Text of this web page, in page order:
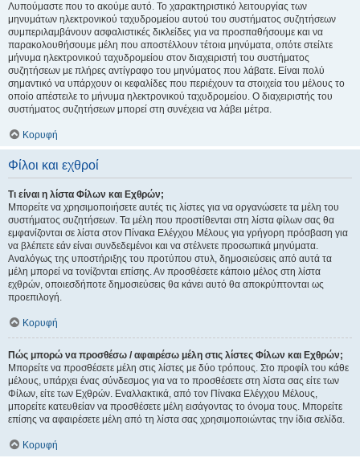
Λυπούμαστε που το ακούμε αυτό. Το χαρακτηριστικό λειτουργίας των
μηνυμάτων ηλεκτρονικού ταχυδρομείου αυτού του συστήματος συζητήσεων
συμπεριλαμβάνουν ασφαλιστικές δικλείδες για να προσπαθήσουμε και να
παρακολουθήσουμε μέλη που αποστέλλουν τέτοια μηνύματα, οπότε στείλτε
μήνυμα ηλεκτρονικού ταχυδρομείου στον διαχειριστή του συστήματος
συζητήσεων με πλήρες αντίγραφο του μηνύματος που λάβατε. Είναι πολύ
σημαντικό να υπάρχουν οι κεφαλίδες που περιέχουν τα στοιχεία του μέλους το
οποίο απέστειλε το μήνυμα ηλεκτρονικού ταχυδρομείου. Ο διαχειριστής του
συστήματος συζητήσεων μπορεί στη συνέχεια να λάβει μέτρα.
Κορυφή
Φίλοι και εχθροί
Τι είναι η λίστα Φίλων και Εχθρών;
Μπορείτε να χρησιμοποιήσετε αυτές τις λίστες για να οργανώσετε τα μέλη του
συστήματος συζητήσεων. Τα μέλη που προστίθενται στη λίστα φίλων σας θα
εμφανίζονται σε λίστα στον Πίνακα Ελέγχου Μέλους για γρήγορη πρόσβαση για
να βλέπετε εάν είναι συνδεδεμένοι και να στέλνετε προσωπικά μηνύματα.
Αναλόγως της υποστήριξης του προτύπου στυλ, δημοσιεύσεις από αυτά τα
μέλη μπορεί να τονίζονται επίσης. Αν προσθέσετε κάποιο μέλος στη λίστα
εχθρών, οποιεσδήποτε δημοσιεύσεις θα κάνει αυτό θα αποκρύπτονται ως
προεπιλογή.
Κορυφή
Πώς μπορώ να προσθέσω / αφαιρέσω μέλη στις λίστες Φίλων και Εχθρών;
Μπορείτε να προσθέσετε μέλη στις λίστες με δύο τρόπους. Στο προφίλ του κάθε
μέλους, υπάρχει ένας σύνδεσμος για να το προσθέσετε στη λίστα σας είτε των
Φίλων, είτε των Εχθρών. Εναλλακτικά, από τον Πίνακα Ελέγχου Μέλους,
μπορείτε κατευθείαν να προσθέσετε μέλη εισάγοντας το όνομα τους. Μπορείτε
επίσης να αφαιρέσετε μέλη από τη λίστα σας χρησιμοποιώντας την ίδια σελίδα.
Κορυφή